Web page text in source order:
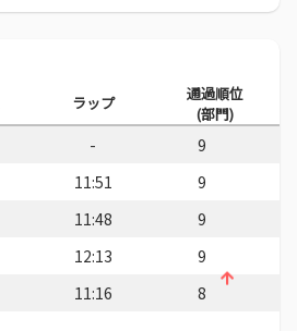
ラップ
通過順位
(部門)
-
9
11:51
9
11:48
9
12:13
9
11:16 8